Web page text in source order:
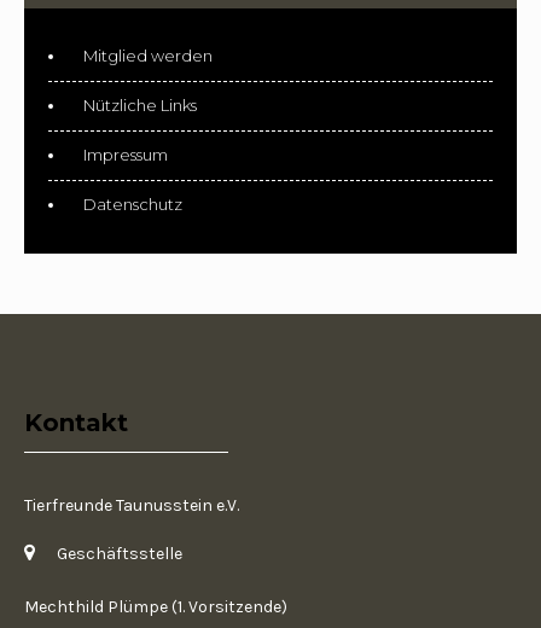
Mitglied werden
Nützliche Links
Impressum
Datenschutz
Kontakt
Tierfreunde Taunusstein e.V.
Geschäftsstelle
Mechthild Plümpe (1. Vorsitzende)